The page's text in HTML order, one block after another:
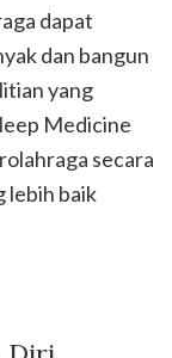
dapat
dan bangun
yang
Medicine
secara
lebih baik